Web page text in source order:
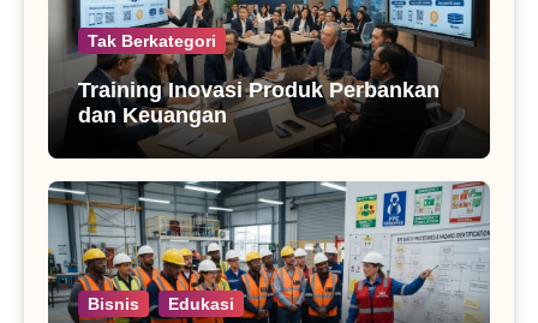
Tak Berkategori
Training Inovasi Produk Perbankan
dan Keuangan
Bisnis Edukasi